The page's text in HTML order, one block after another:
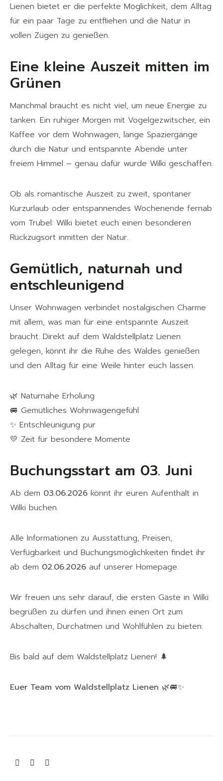
Lienen bietet er die perfekte Möglichkeit, dem Alltag
für ein paar Tage zu entfliehen und die Natur in
vollen Zügen zu genießen.
Eine kleine Auszeit mitten im
Grünen
Manchmal braucht es nicht viel, um neue Energie zu
tanken. Ein ruhiger Morgen mit Vogelgezwitscher, ein
Kaffee vor dem Wohnwagen, lange Spaziergänge
durch die Natur und entspannte Abende unter
freiem Himmel – genau dafür wurde Wilki geschaffen.
Ob als romantische Auszeit zu zweit, spontaner
Kurzurlaub oder entspannendes Wochenende fernab
vom Trubel: Wilki bietet euch einen besonderen
Rückzugsort inmitten der Natur.
Gemütlich, naturnah und
entschleunigend
Unser Wohnwagen verbindet nostalgischen Charme
mit allem, was man für eine entspannte Auszeit
braucht. Direkt auf dem Waldstellplatz Lienen
gelegen, könnt ihr die Ruhe des Waldes genießen
und den Alltag für eine Weile hinter euch lassen.
🌿 Naturnahe Erholung
🚐 Gemütliches Wohnwagengefühl
✨ Entschleunigung pur
💛 Zeit für besondere Momente
Buchungsstart am 03. Juni
Ab dem 03.06.2026 könnt ihr euren Aufenthalt in
Wilki buchen.
Alle Informationen zu Ausstattung, Preisen,
Verfügbarkeit und Buchungsmöglichkeiten findet ihr
ab dem 02.06.2026 auf unserer Homepage.
Wir freuen uns sehr darauf, die ersten Gäste in Wilki
begrüßen zu dürfen und ihnen einen Ort zum
Abschalten, Durchatmen und Wohlfühlen zu bieten.
Bis bald auf dem Waldstellplatz Lienen! 🌲
Euer Team vom Waldstellplatz Lienen 🌿🚐✨